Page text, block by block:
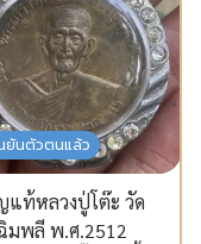
ยันตัวตนแล้ว
แท้หลวงปู่โต๊ะ วัด
มพลี พ.ศ.2512